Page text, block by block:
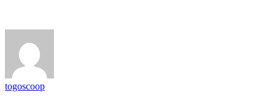
togoscoop